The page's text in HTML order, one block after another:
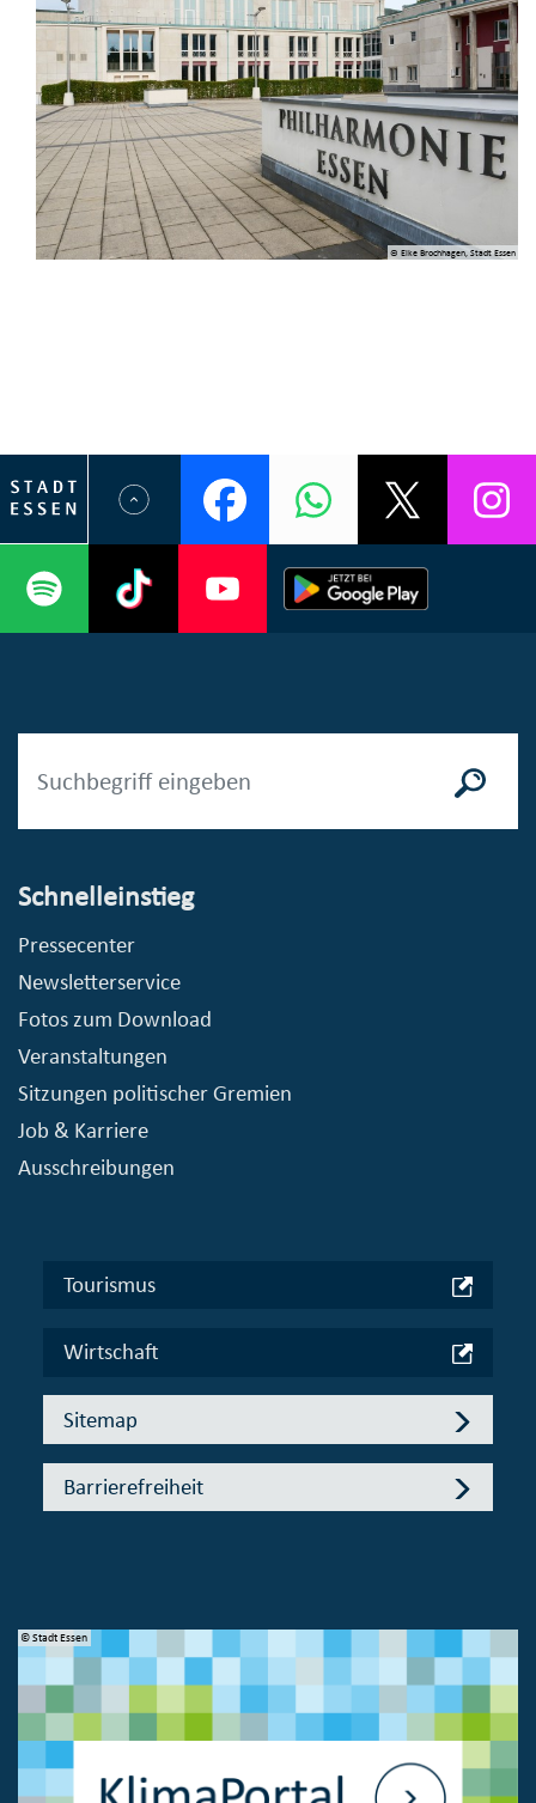
© Elke Brochhagen, Stadt Essen
Schnelleinstieg
Pressecenter
Newsletterservice
Fotos zum Download
Veranstaltungen
Sitzungen politischer Gremien
Job & Karriere
Ausschreibungen
Tourismus
Wirtschaft
Sitemap
Barrierefreiheit
© Stadt Essen